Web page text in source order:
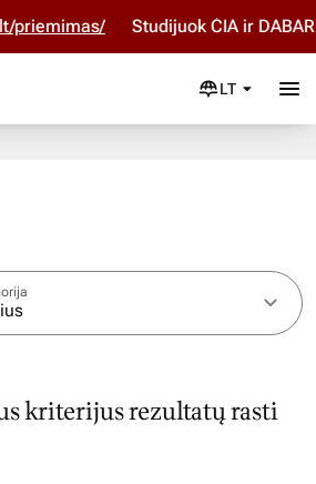
priemimas/ Studijuok ČIA ir
LT
kriterijus rezultatų rasti